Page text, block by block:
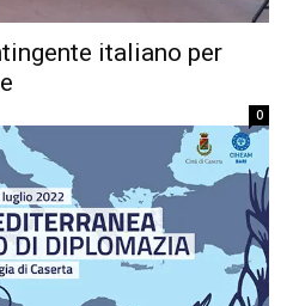
italiano per
0